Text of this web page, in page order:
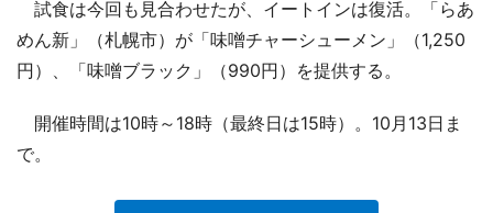
試食は今回も見合わせたが、イートインは復活。「らあ
めん新」（札幌市）が「味噌チャーシューメン」（1,250
円）、「味噌ブラック」（990円）を提供する。
開催時間は10時～18時（最終日は15時）。10月13日ま
で。